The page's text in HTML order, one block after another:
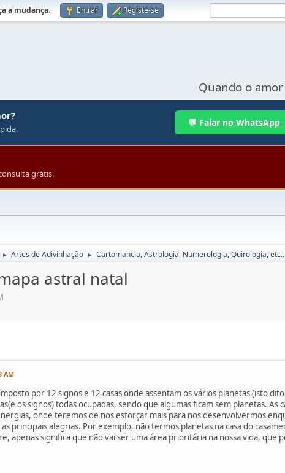
a mudança. Entrar Registe-se
Quando o
💬 Falar no WhatsApp
grátis.
► Artes de Adivinhação ► Cartomancia, Astrologia, Numerologia, Quirologia,
astral natal
AM
por 12 signos e 12 casas onde assentam os vários planetas (isto
os signos) todas ocupadas, sendo que algumas ficam sem planetas.
onde teremos de nos esforçar mais para nos desenvolvermos
principais alegrias. Por exemplo, não termos planetas na casa do
apenas significa que não vai ser uma área prioritária na nossa vida, que